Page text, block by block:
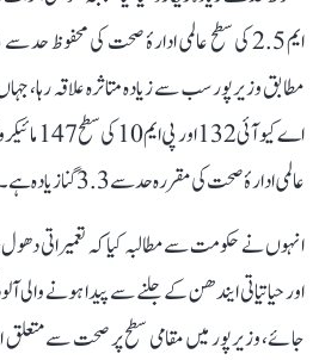
مطابق وزیرپور سب سے زیادہ متاثرہ علاقہ رہا،
اے کیو
عالمی ادارۂ صحت کی مقررہ حد سے 3.3 گنا زیادہ ہے۔
انہوں نے حکومت سے مطالبہ کیا کہ تعمیراتی
اور حیاتیاتی ایندھن کے جلنے سے پیدا ہونے والی
جائے، وزیرپور میں مقامی سطح پر صحت سے متعلق